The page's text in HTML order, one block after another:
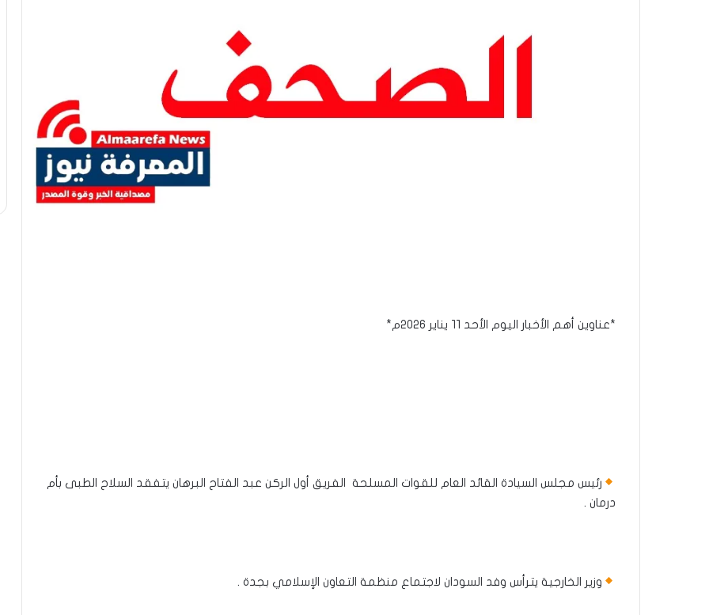
*عناوين أهم الأخبار اليوم الأحد ١١ يناير ٢٠٢٦م*
رئيس مجلس السيادة القائد العام للقوات المسلحة الفريق أول الركن عبد الفتاح البرهان يتفقد السلاح الطبى بأم
درمان .
وزير الخارجية يترأس وفد السودان لاجتماع منظمة التعاون الإسلامي بجدة .